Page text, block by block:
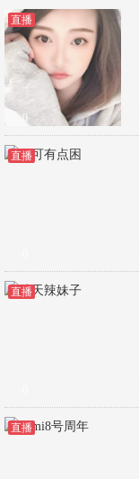
直播
0
直播
直播
直播